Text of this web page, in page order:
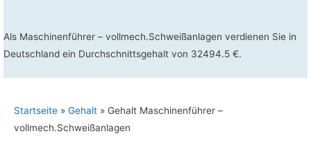
Als Maschinenführer – vollmech.Schweißanlagen verdienen Sie in
Deutschland ein Durchschnittsgehalt von 32494.5 €.
Startseite » Gehalt » Gehalt Maschinenführer –
vollmech.Schweißanlagen